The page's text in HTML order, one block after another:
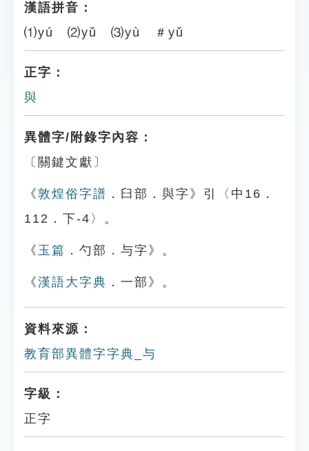
漢語拼音：
⑴yú ⑵yǔ ⑶yù ＃yǔ
正字：
與
異體字/附錄字內容：
〔關鍵文獻〕
《敦煌俗字譜 ．臼部．與字》引〈中16．
112．下-4〉。
《 玉篇 ．勺部．与字》。
《漢語大字典 ．一部》。
資料來源：
教育部異體字字典_与
字級：
正字